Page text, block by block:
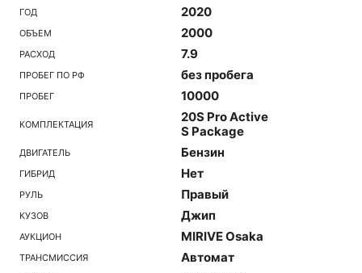
ГОД 2020
ОБЪЕМ 2000
РАСХОД 7.9
ПРОБЕГ ПО РФ без пробега
ПРОБЕГ 10000
КОМПЛЕКТАЦИЯ
20S Pro Active
S Package
ДВИГАТЕЛЬ Бензин
ГИБРИД Нет
РУЛЬ Правый
КУЗОВ Джип
АУКЦИОН MIRIVE Osaka
ТРАНСМИССИЯ Автомат